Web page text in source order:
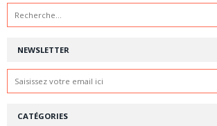
NEWSLETTER
CATÉGORIES